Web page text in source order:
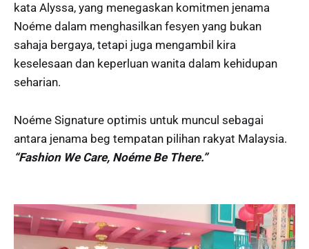
kata Alyssa, yang menegaskan komitmen jenama
Noéme dalam menghasilkan fesyen yang bukan
sahaja bergaya, tetapi juga mengambil kira
keselesaan dan keperluan wanita dalam kehidupan
seharian.
Noéme Signature optimis untuk muncul sebagai
antara jenama beg tempatan pilihan rakyat Malaysia.
“Fashion We Care, Noéme Be There.”